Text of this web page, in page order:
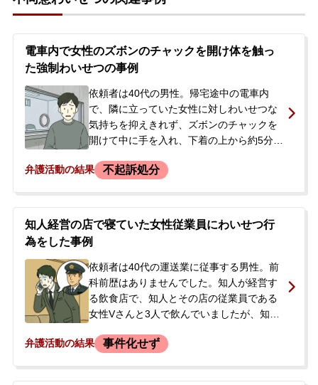
電車内で女性のズボンのチャックを開け体を触っ
た強制わいせつの事例
依頼者は40代の男性。帰宅途中の電車内
で、隣に立っていた女性に対しわいせつな
気持ちを抑えきれず、ズボンのチャックを
開けて中に手を入れ、下着の上から約5分間
被害者の女性に腕を掴まれて駅員室へ。当
捕されました。逮捕の翌日未明、警察から
連絡を受けた依頼者の妻が、今後の手続き
が分からず不安に思い、当事務所へ相談。
弁護士がすぐさま警察署へ向かう初回接見
のご依頼をいただきました。
弁護活動の結果 不起訴処分
知人経営の店で寝ていた女性従業員にわいせつ行
為をした事例
依頼者は40代の運送業に従事する男性。前
科前歴はありませんでした。知人が経営す
る飲食店で、知人とその店の従業員である
女性Vさんと3人で飲んでいましたが、知人
いるVさんの胸や下半身を服の中に手を入
弁護活動の結果 事件化せず